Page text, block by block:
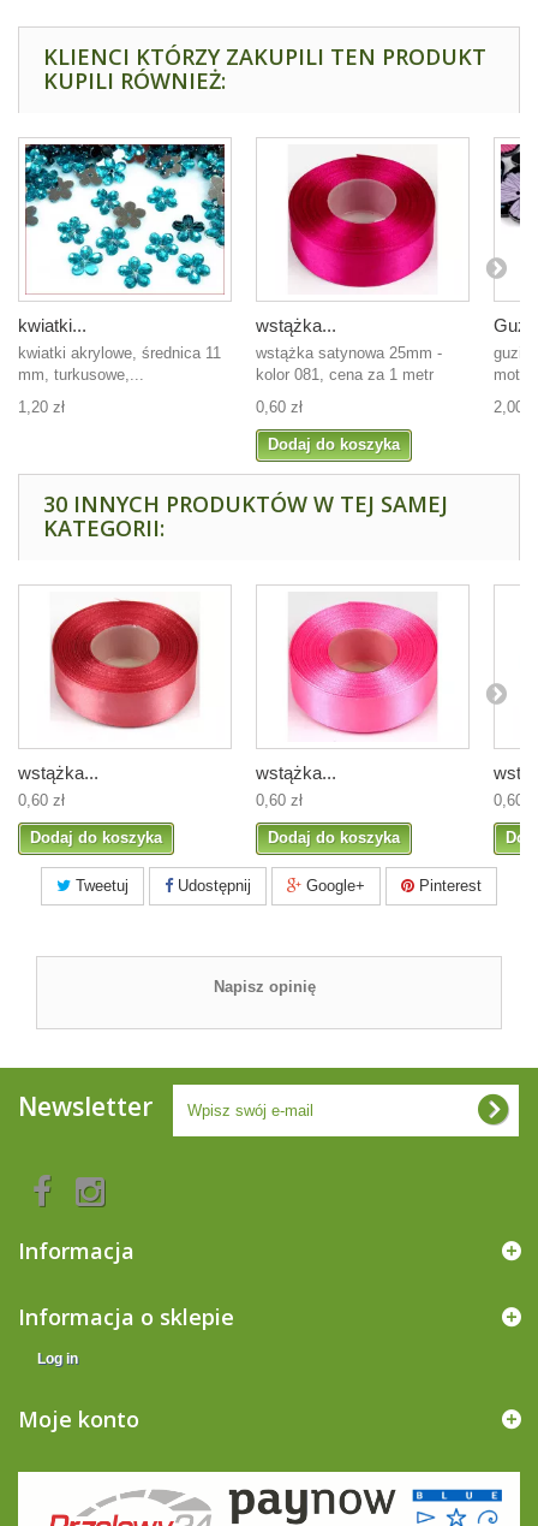
KLIENCI KTÓRZY ZAKUPILI TEN PRODUKT
KUPILI RÓWNIEŻ:
kwiatki...
kwiatki akrylowe, średnica 11
mm, turkusowe,...
1,20 zł
wstążka...
wstążka satynowa 25mm -
kolor 081, cena za 1 metr
0,60 zł
Dodaj do koszyka
guzik
2,00
30 INNYCH PRODUKTÓW W TEJ SAMEJ
KATEGORII:
wstążka...
0,60 zł
Dodaj do koszyka
wstążka...
0,60 zł
Dodaj do koszyka
0,60
Tweetuj Udostępnij Google+ Pinterest
Napisz opinię
Newsletter
Informacja
Informacja o sklepie
Log in
Moje konto